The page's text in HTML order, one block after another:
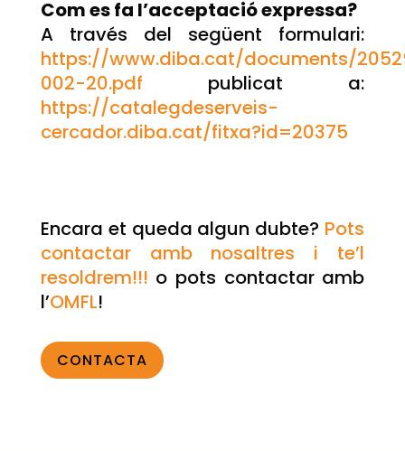
Com es fa l’acceptació expressa?
A través del següent formulari:
https://www.diba.cat/documents/
002-20.pdf publicat a:
https://catalegdeserveis-
cercador.diba.cat/fitxa?id=20375
Encara et queda algun dubte? Pots
contactar amb nosaltres i te’l
resoldrem!!! o pots contactar amb
l’OMFL!
CONTACTA